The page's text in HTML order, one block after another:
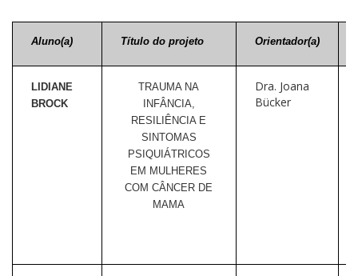
Aluno(a) Título do projeto Orientador(a)
LIDIANE
BROCK
TRAUMA NA
INFÂNCIA,
RESILIÊNCIA E
SINTOMAS
PSIQUIÁTRICOS
EM MULHERES
COM CÂNCER DE
MAMA
Dra. Joana
Bücker